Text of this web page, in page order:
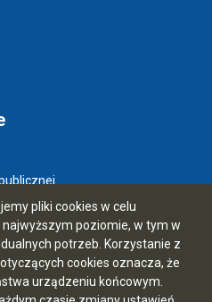
pliki cookies w celu
poziomie, w tym w
potrzeb. Korzystanie z
cookies oznacza, że
urządzeniu końcowym.